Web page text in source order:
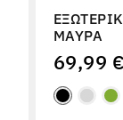
ΜΑΎΡΑ
69,99 €